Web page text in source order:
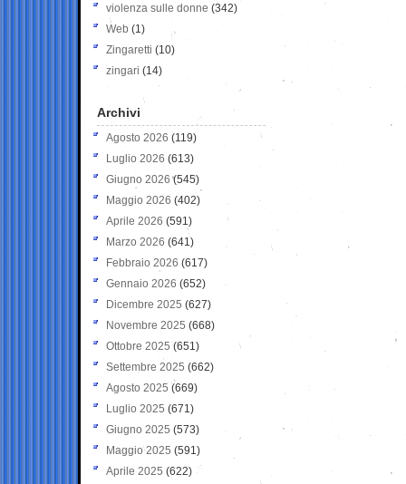
violenza sulle donne (342)
Web (1)
Zingaretti (10)
zingari (14)
Archivi
Agosto 2026 (119)
Luglio 2026 (613)
Giugno 2026 (545)
Maggio 2026 (402)
Aprile 2026 (591)
Marzo 2026 (641)
Febbraio 2026 (617)
Gennaio 2026 (652)
Dicembre 2025 (627)
Novembre 2025 (668)
Ottobre 2025 (651)
Settembre 2025 (662)
Agosto 2025 (669)
Luglio 2025 (671)
Giugno 2025 (573)
Maggio 2025 (591)
Aprile 2025 (622)